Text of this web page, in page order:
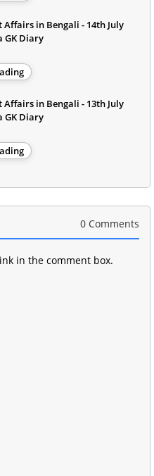
in Bengali - 14th July
GK Diary
in Bengali - 13th July
GK Diary
0 Comments
in the comment box.